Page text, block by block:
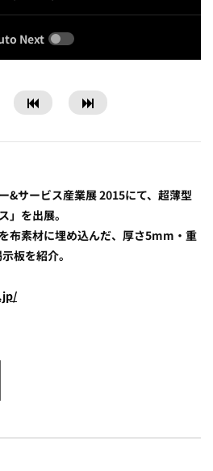
Next
&サービス産業展 2015にて、超薄型
」を出展。
布素材に埋め込んだ、厚さ5mm・重
板を紹介。